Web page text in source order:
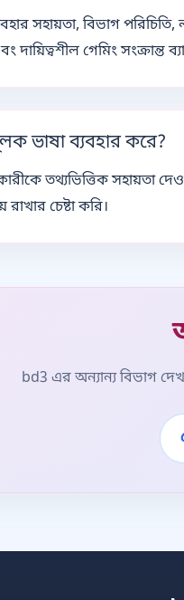
সহায়তা, বিভাগ
গেমিং সংক্রান্ত
ভাষা ব্যবহার করে?
তথ্যভিত্তিক সহায়তা
চেষ্টা করি।
bd3 এর অন্যান্য বিভাগ